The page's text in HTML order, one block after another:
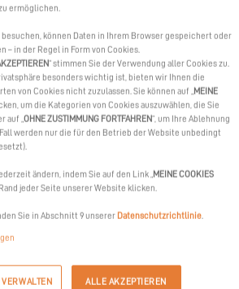
ermöglichen.
besuchen, können Daten in Ihrem Browser gespeichert oder
– in der Regel in Form von Cookies.
“ stimmen Sie der Verwendung aller Cookies zu.
besonders wichtig ist, bieten wir Ihnen die
von Cookies nicht zuzulassen. Sie können auf „MEINE
um die Kategorien von Cookies auszuwählen, die Sie
auf „OHNE ZUSTIMMUNG FORTFAHREN“, um Ihre Ablehnung
werden nur die für den Betrieb der Website unbedingt
ändern, indem Sie auf den Link „MEINE COOKIES
jeder Seite unserer Website klicken.
Sie in Abschnitt 9 unserer Datenschutzrichtlinie.
ALLE AKZEPTIEREN